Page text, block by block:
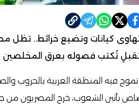
كيانات وتضيع خرائط.. تظل
تُكتب فصوله بعرق المخلصين
فيه المنطقة العربية بالحروب
بأنين الشعوب، خرج المصريون من